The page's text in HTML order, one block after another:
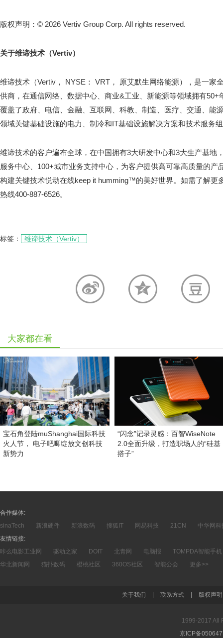
版权声明：© 2026 Vertiv Group Corp. All rights reserved.
关于维谛技术（Vertiv）
维谛技术（Vertiv， NYSE： VRT， 原艾默生网络能源），是一家
供商，在通信网络、数据中心、商业&工业、新能源等领域拥有
覆盖了政府、电信、金融、互联网、科教、制造、医疗、交通、能
领域关键基础设施的电力、制冷和IT基础设施解决方案和技术服务
维谛技术的客户遍布全球，在中国拥有3大研发中心和3大生产基地
服务中心、100+城市业务支持中心，为客户提供高可靠高质量的产
构建关键技术悦动在线keep it humming™的美好世界。如需了解更
热线400-887-6526。
标签： 维谛技术（Vertiv）
大家都在看
宝石角登陆muShanghai国际科技
火人节， 电子吧唧绽放文创科技
新势力
“闪念”记录灵感：百智WiseNote
2.0全面升级，打造职场人的“硅基
搭子”
合作媒体:
sinaTech
新浪硬件 新浪数码 搜狐IT 网易科技 21CN
中华网科
友情链接:
咔么电影工业网
驱动之家 DOIT 北青网 电脑报
TOMPDA智能手机
华北新闻网
猫扑数码 樱桃社区 360OS社区 智能公会 更多>>
关于我们 联系方式 版权声明
1999-2017 All
京ICP备